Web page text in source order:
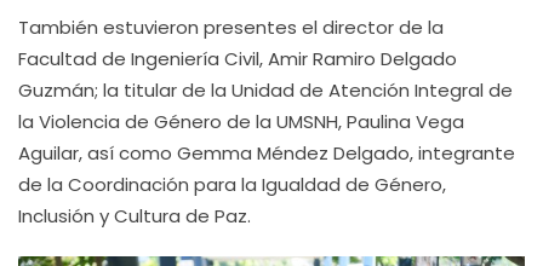
También estuvieron presentes el director de la
Facultad de Ingeniería Civil, Amir Ramiro Delgado
Guzmán; la titular de la Unidad de Atención Integral de
la Violencia de Género de la UMSNH, Paulina Vega
Aguilar, así como Gemma Méndez Delgado, integrante
de la Coordinación para la Igualdad de Género,
Inclusión y Cultura de Paz.